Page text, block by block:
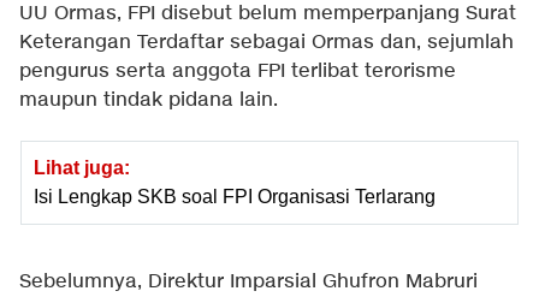
UU Ormas, FPI disebut belum memperpanjang Surat
Keterangan Terdaftar sebagai Ormas dan, sejumlah
pengurus serta anggota FPI terlibat terorisme
maupun tindak pidana lain.
Lihat juga:
Isi Lengkap SKB soal FPI Organisasi Terlarang
Sebelumnya, Direktur Imparsial Ghufron Mabruri